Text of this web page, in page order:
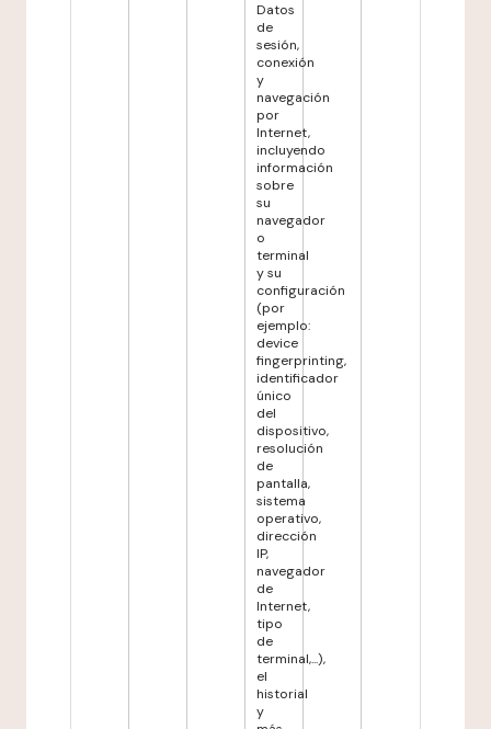
Datos
de
sesión,
conexión
y
navegación
por
Internet,
incluyendo
información
sobre
su
navegador
o
terminal
y su
configuración
(por
ejemplo:
device
fingerprinting,
identificador
único
del
dispositivo,
resolución
de
pantalla,
sistema
operativo,
dirección
IP,
navegador
de
Internet,
tipo
de
terminal,...),
el
historial
y